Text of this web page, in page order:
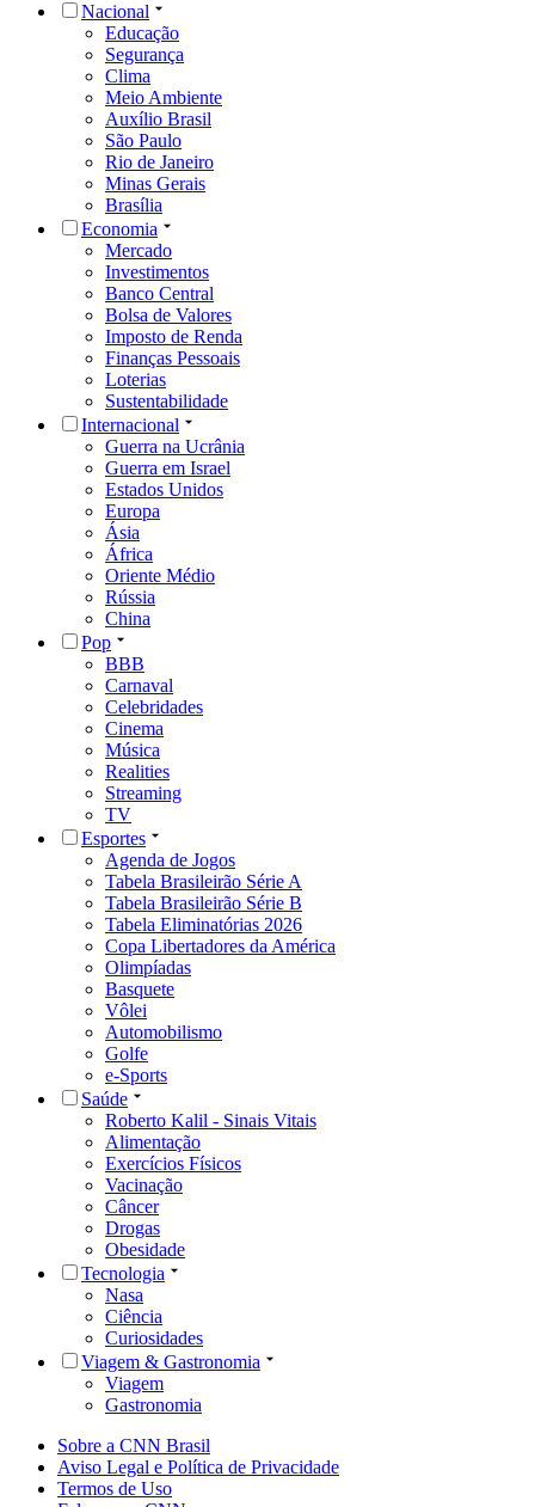
Nacional
Educação
Segurança
Clima
Meio Ambiente
Auxílio Brasil
São Paulo
Rio de Janeiro
Minas Gerais
Brasília
Economia
Mercado
Investimentos
Banco Central
Bolsa de Valores
Imposto de Renda
Finanças Pessoais
Loterias
Sustentabilidade
Internacional
Guerra na Ucrânia
Guerra em Israel
Estados Unidos
Europa
Ásia
África
Oriente Médio
Rússia
China
Pop
BBB
Carnaval
Celebridades
Cinema
Música
Realities
Streaming
TV
Esportes
Agenda de Jogos
Tabela Brasileirão Série A
Tabela Brasileirão Série B
Tabela Eliminatórias 2026
Copa Libertadores da América
Olimpíadas
Basquete
Vôlei
Automobilismo
Golfe
e-Sports
Saúde
Roberto Kalil - Sinais Vitais
Alimentação
Exercícios Físicos
Vacinação
Câncer
Drogas
Obesidade
Tecnologia
Nasa
Ciência
Curiosidades
Viagem & Gastronomia
Viagem
Gastronomia
Sobre a CNN Brasil
Aviso Legal e Política de Privacidade
Termos de Uso